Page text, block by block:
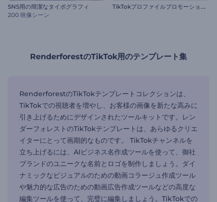
SNS用の簡潔なタイポグラフィ
200 映像シーン
T
ikTokプロファイルプロモーションビデオ
RenderforestのTikTok用のテンプレート集
RenderforestのTikTokテンプレートコレクションは、
TikTokでの視聴者を増やし、お客様の画像を新たな高みに
引き上げるためにデザインされたツールキットです。レン
ダーフォレストのTikTokテンプレートは、あらゆるクリエ
イターにとって画期的なものです。 TikTokチャンネルを
立ち上げるには、AIビジネス名作成ツールを使って、御社
ブランドのユニークな名前とロゴを制作しましょう。ダイ
ナミックなビジュアルのための動画コラージュ作成ツール
や魅力的な広告のための動画広告作成ツールなどの高度な
編集ツールを使って、完璧に編集しましょう。TikTokでの